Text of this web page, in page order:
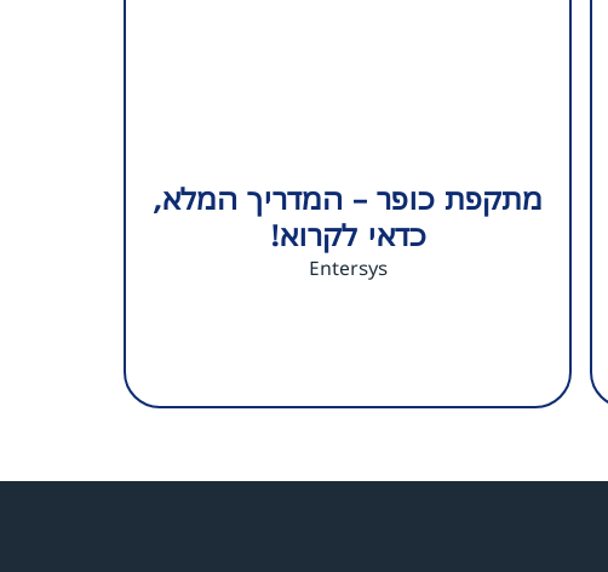
מתקפת כופר – המדריך המלא,
כדאי לקרוא!
Entersys